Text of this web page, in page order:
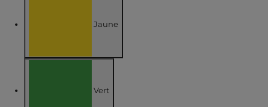
Jaune
Affiner par COULEUR : Jaune
Vert